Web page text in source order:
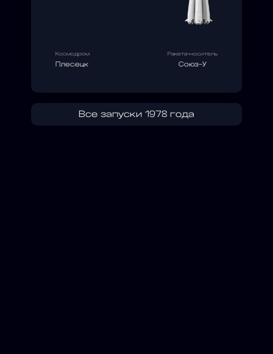
Космодром
Плесецк
Ракета-носитель
Союз-У
Все запуски 1978 года